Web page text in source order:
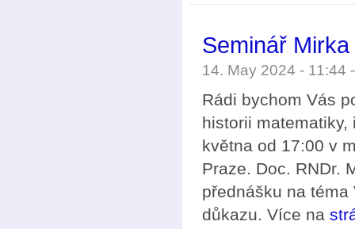
Seminář
14. May 2024 -
Rádi bychom Vás
historii
května od 17:00 v
Praze. Doc. RNDr.
přednášku na
důkazu. Více na